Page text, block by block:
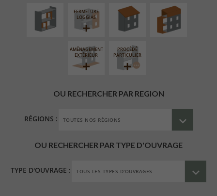
FERMETURE
LOGGIAS
AMÉNAGEMENT
EXTÉRIEUR
PROCÉDÉ
PARTICULIER
OU RECHERCHER PAR REGION
RÉGIONS :
OU RECHERCHER PAR TYPE D'OUVRAGE
TYPE D'OUVRAGE :